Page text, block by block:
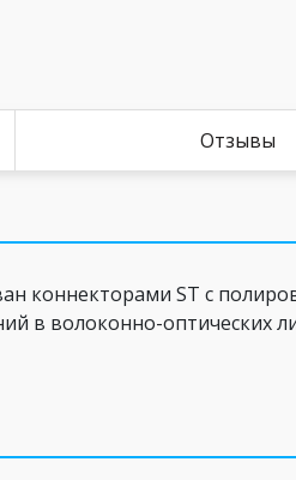
Отзывы
коннекторами ST c
в волоконно-оптических